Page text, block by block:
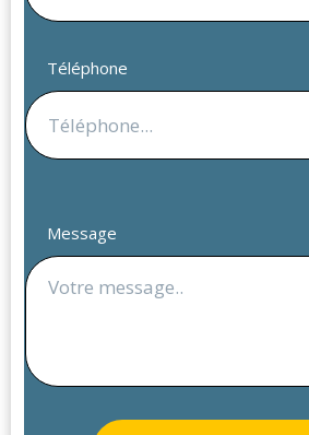
Téléphone
Message